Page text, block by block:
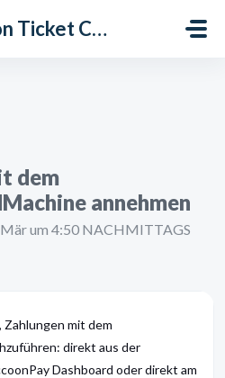
gehen
RoomRaccoon Ticket Centre
dem
annehmen
um 4:50 NACHMITTAGS
mit dem
direkt aus der
Dashboard oder direkt am